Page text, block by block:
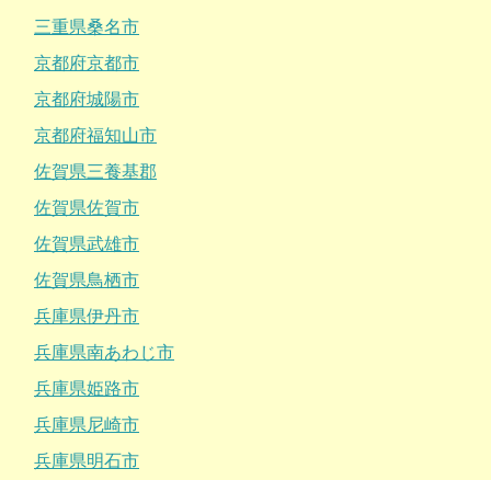
三重県桑名市
京都府京都市
京都府城陽市
京都府福知山市
佐賀県三養基郡
佐賀県佐賀市
佐賀県武雄市
佐賀県鳥栖市
兵庫県伊丹市
兵庫県南あわじ市
兵庫県姫路市
兵庫県尼崎市
兵庫県明石市